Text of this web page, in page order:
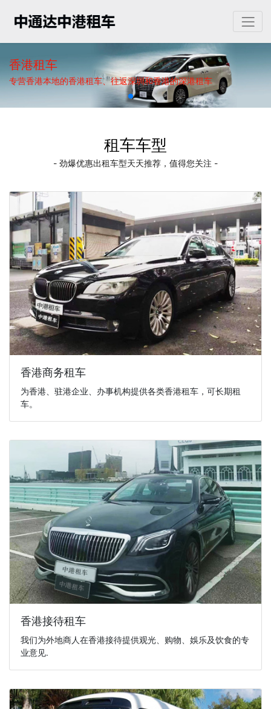
香港租车
专营香港本地的香港租车、往返深圳和香港的深港租车
租车车型
- 劲爆优惠出租车型天天推荐，值得您关注 -
香港商务租车
为香港、驻港企业、办事机构提供各类香港租车，可长期租
车。
香港接待租车
我们为外地商人在香港接待提供观光、购物、娛乐及饮食的专
业意见.